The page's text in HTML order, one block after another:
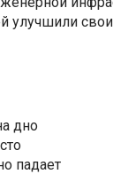
улучшили
дно
падает